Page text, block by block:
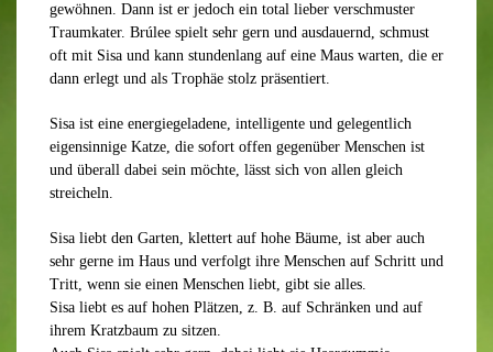
gewöhnen. Dann ist er jedoch ein total lieber verschmuster
Traumkater. Brúlee spielt sehr gern und ausdauernd, schmust
oft mit Sisa und kann stundenlang auf eine Maus warten, die er
dann erlegt und als Trophäe stolz präsentiert.
Sisa ist eine energiegeladene, intelligente und gelegentlich
eigensinnige Katze, die sofort offen gegenüber Menschen ist
und überall dabei sein möchte, lässt sich von allen gleich
streicheln.
Sisa liebt den Garten, klettert auf hohe Bäume, ist aber auch
sehr gerne im Haus und verfolgt ihre Menschen auf Schritt und
Tritt, wenn sie einen Menschen liebt, gibt sie alles.
Sisa liebt es auf hohen Plätzen, z. B. auf Schränken und auf
ihrem Kratzbaum zu sitzen.